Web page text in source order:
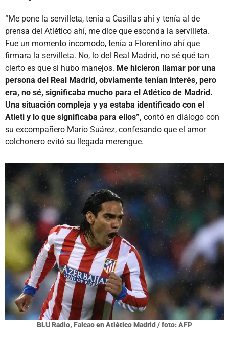
“Me pone la servilleta, tenía a Casillas ahí y tenía al de
prensa del Atlético ahí, me dice que esconda la servilleta.
Fue un momento incomodo, tenía a Florentino ahí que
firmara la servilleta. No, lo del Real Madrid, no sé qué tan
cierto es que si hubo manejos. Me hicieron llamar por una
persona del Real Madrid, obviamente tenían interés, pero
era, no sé, significaba mucho para el Atlético de Madrid.
Una situación compleja y ya estaba identificado con el
Atleti y lo que significaba para ellos”, contó en diálogo con
su excompañero Mario Suárez, confesando que el amor
colchonero evitó su llegada merengue.
BLU Radio, Falcao en Atlético Madrid / foto: AFP